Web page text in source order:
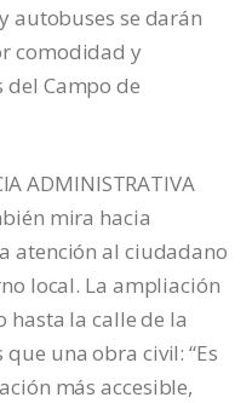
autobuses se darán
comodidad y
Campo de
ADMINISTRATIVA
mira hacia
atención al ciudadano
local. La ampliación
la calle de la
una obra civil: “Es
más accesible,